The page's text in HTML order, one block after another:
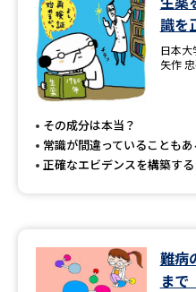
来場型・Web型イベント特集
受験準備
志望校・出願校を調べる
先輩が入学を決めた理由
識を
日本大
矢作
その成分は本当？
常識が間違っていることもあ
正確なエビデンスを構築する
難病
ま